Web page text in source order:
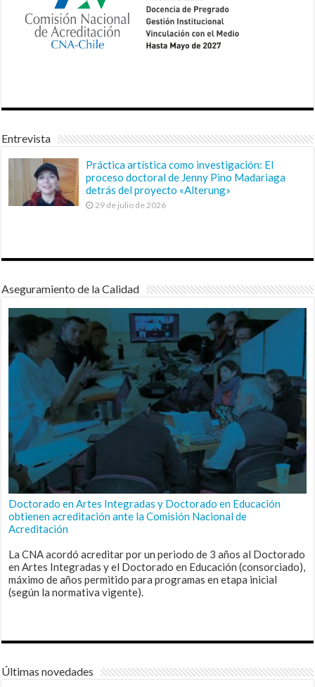
Entrevista
Práctica artística como investigación: El
proceso doctoral de Jenny Pino Madariaga
detrás del proyecto «Alterung»
29 de julio de 2026
Aseguramiento de la Calidad
Doctorado en Artes Integradas y Doctorado en Educación
obtienen acreditación ante la Comisión Nacional de
Acreditación
La CNA acordó acreditar por un periodo de 3 años al Doctorado
en Artes Integradas y el Doctorado en Educación (consorciado),
máximo de años permitido para programas en etapa inicial
(según la normativa vigente).
Últimas novedades